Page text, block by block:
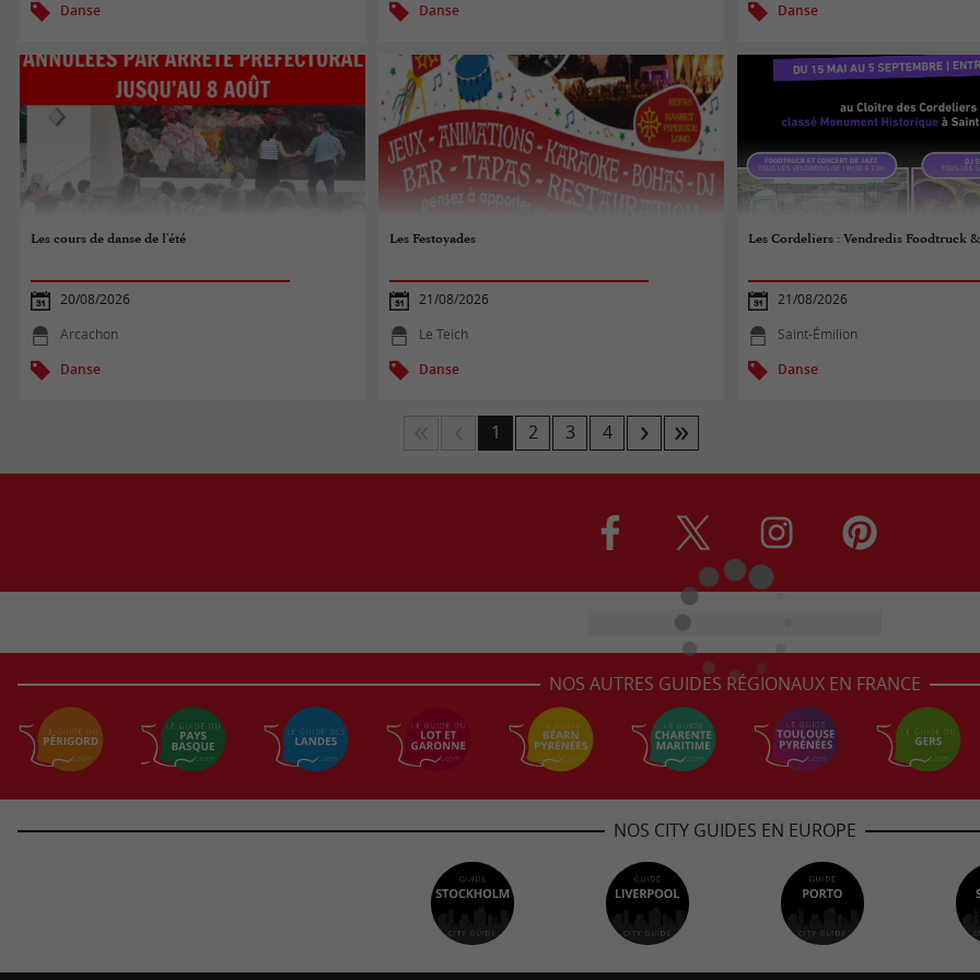
Danse Danse Danse
Les cours de danse de l'été
20/08/2026
Arcachon
Danse
Les Festoyades
21/08/2026
Le Teich
Danse
Les Cordeliers : Vendredis Foodtruck
21/08/2026
Saint-Émilion
Danse
1 2 3 4
NOS AUTRES GUIDES RÉGIONAUX EN FRANCE
NOS CITY GUIDES EN EUROPE